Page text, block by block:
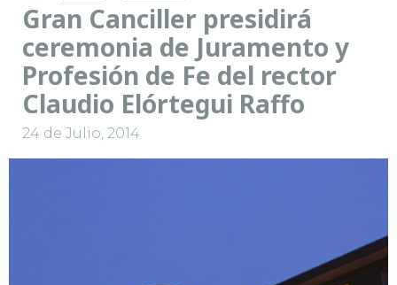
Gran Canciller presidirá
ceremonia de Juramento y
Profesión de Fe del rector
Claudio Elórtegui Raffo
24 de Julio, 2014